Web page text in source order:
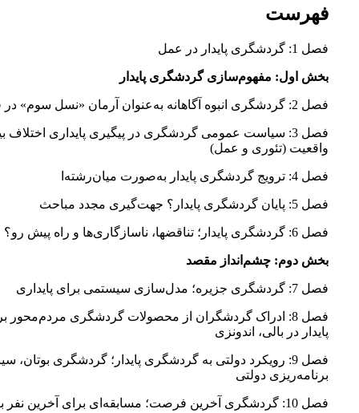
فهرست
فصل 1: گردشگری پایدار در عمل
بخش اول: مفهوم‌سازی گردشگری پایدار
فصل 2: گردشگری انبوه آگاهانه به‌عنوان آرمان «نسل سوم» در قرن بیست‌ویکم
فصل 3: سیاست عمومی گردشگری در پیگیری پایداری اختلاف
واقعیت (تئوری و عمل)
فصل 4: ترویج گردشگری پایدار به‌صورت میان‌رشته‌ا
فصل 5: پایان گردشگری پایدار؟ جهت‌گیری مجدد مباحث
فصل 6: گردشگری پایدار؛ تناقض‏ها، ناسازگاری‌ها و راه پیش رو؟
بخش دوم: چشم‌انداز مقصد
فصل 7: گردشگری جزیره؛ مدل‌سازی سیستمی برای پایداری
فصل 8: ادراک گردشگران از محصولات گردشگری
پایدار در بالی، اندونزی
فصل 9: رویکرد دولتی به گردشگری پایدار؛ گردشگری بوتان،
برنامه‌ریزی دولتی
فصل 10: گردشگری آخرین فرصت؛ مسابقه‌ای برای آخرین نفر بودن؟